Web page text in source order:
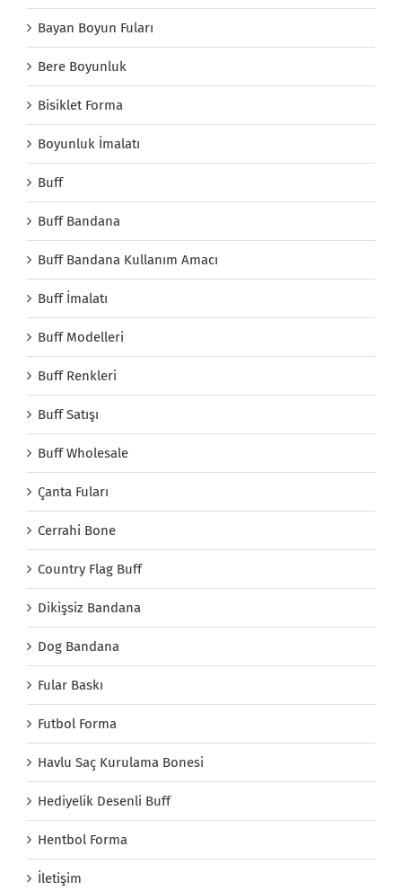
Bayan Boyun Fuları
Bere Boyunluk
Bisiklet Forma
Boyunluk İmalatı
Buff
Buff Bandana
Buff Bandana Kullanım Amacı
Buff İmalatı
Buff Modelleri
Buff Renkleri
Buff Satışı
Buff Wholesale
Çanta Fuları
Cerrahi Bone
Country Flag Buff
Dikişsiz Bandana
Dog Bandana
Fular Baskı
Futbol Forma
Havlu Saç Kurulama Bonesi
Hediyelik Desenli Buff
Hentbol Forma
İletişim